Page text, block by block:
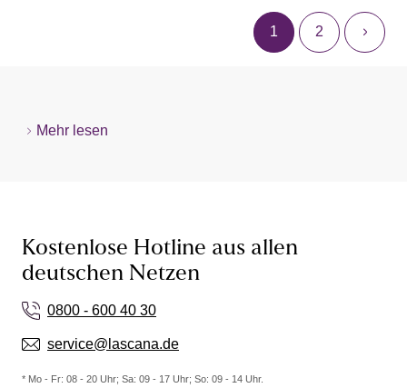
1 2
Mehr lesen
Kostenlose Hotline aus allen
deutschen Netzen
0800 - 600 40 30
service@lascana.de
* Mo - Fr: 08 - 20 Uhr; Sa: 09 - 17 Uhr; So: 09 - 14 Uhr.